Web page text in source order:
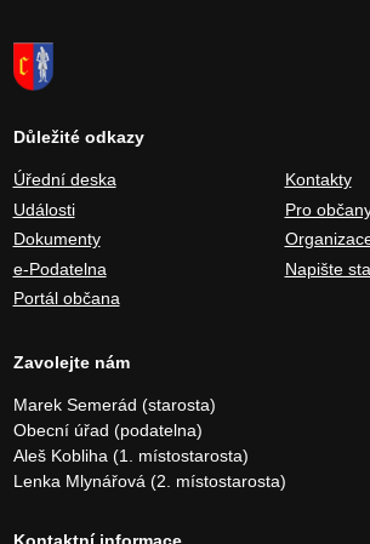
Důležité odkazy
Úřední deska
Události
Dokumenty
e-Podatelna
Portál občana
Kontakty
Pro
Napište
Zavolejte nám
Marek Semerád (starosta)
Obecní úřad (podatelna)
Aleš Kobliha (1. místostarosta)
Lenka Mlynářová (2. místostarosta)
Kontaktní informace